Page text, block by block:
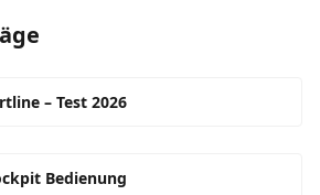
– Test 2026
Bedienung